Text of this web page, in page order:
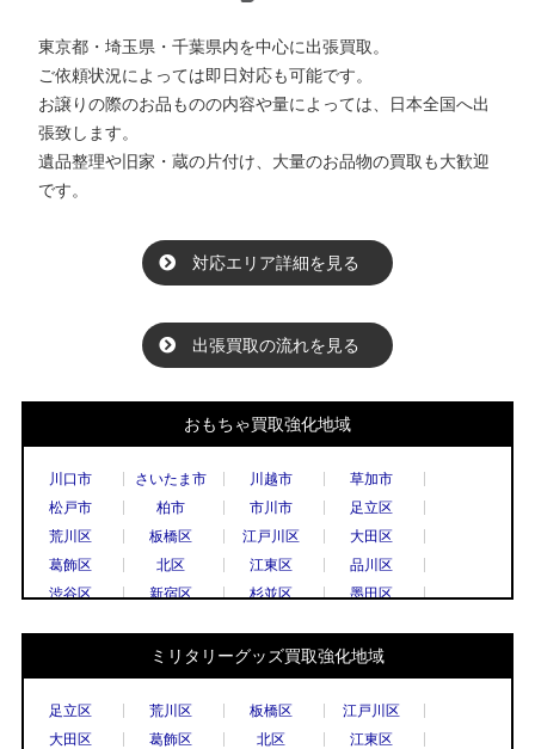
東京都・埼玉県・千葉県内を中心に出張買取。
ご依頼状況によっては即日対応も可能です。
お譲りの際のお品ものの内容や量によっては、日本全国へ出
張致します。
遺品整理や旧家・蔵の片付け、大量のお品物の買取も大歓迎
です。
対応エリア詳細を見る
出張買取の流れを見る
おもちゃ買取強化地域
川口市 さいたま市 川越市
草加市
松戸市
柏市 市川市
足立区
荒川区
板橋区 江戸川区
大田区
葛飾区
北区 江東区
品川区
渋谷区
新宿区 杉並区
墨田区
中野区 練馬区
文京区
港区
目黒区 国立市
小金井市
国分寺市
小平市 立川市
調布市
西東京市
八王子市 東村山市
日野市
ミリタリーグッズ買取強化地域
足立区 荒川区 板橋区
江戸川区
大田区
葛飾区 北区
江東区